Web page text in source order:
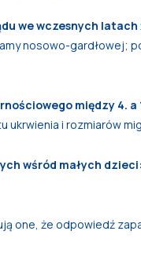
we wczesnych latach
nosowo-gardłowej;
między 4. a
i rozmiarów
wśród małych dzieci:
one, że odpowiedź